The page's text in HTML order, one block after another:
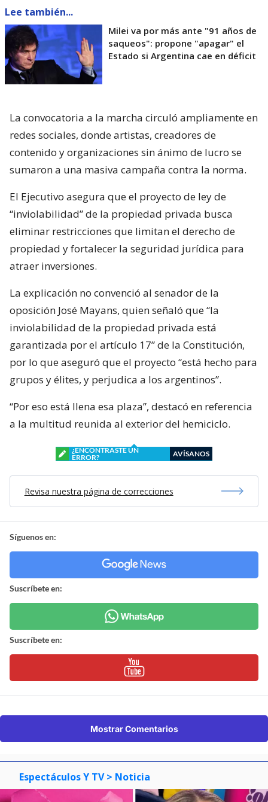
Lee también...
Milei va por más ante "91 años de
saqueos": propone "apagar" el
Estado si Argentina cae en déficit
La convocatoria a la marcha circuló ampliamente en
redes sociales, donde artistas, creadores de
contenido y organizaciones sin ánimo de lucro se
sumaron a una masiva campaña contra la norma.
El Ejecutivo asegura que el proyecto de ley de
“inviolabilidad” de la propiedad privada busca
eliminar restricciones que limitan el derecho de
propiedad y fortalecer la seguridad jurídica para
atraer inversiones.
La explicación no convenció al senador de la
oposición José Mayans, quien señaló que “la
inviolabilidad de la propiedad privada está
garantizada por el artículo 17” de la Constitución,
por lo que aseguró que el proyecto “está hecho para
grupos y élites, y perjudica a los argentinos”.
“Por eso está llena esa plaza”, destacó en referencia
a la multitud reunida al exterior del hemiciclo.
¿ENCONTRASTE UN
ERROR?
AVÍSANOS
Revisa nuestra página de correcciones
Síguenos en:
Suscríbete en:
Suscríbete en:
Mostrar Comentarios
Espectáculos Y TV > Noticia